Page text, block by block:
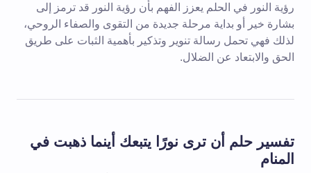
رؤية النور في الحلم يعزز الفهم بأن رؤية النور قد ترمز إلى
بشارة خير أو بداية مرحلة جديدة من التقوى والصفاء الروحي،
لذلك فهي تحمل رسالة تنوير وتذكير بأهمية الثبات على طريق
الحق والابتعاد عن الضلال.
تفسير حلم أن ترى نورًا يتبعك أينما ذهبت في
المنام